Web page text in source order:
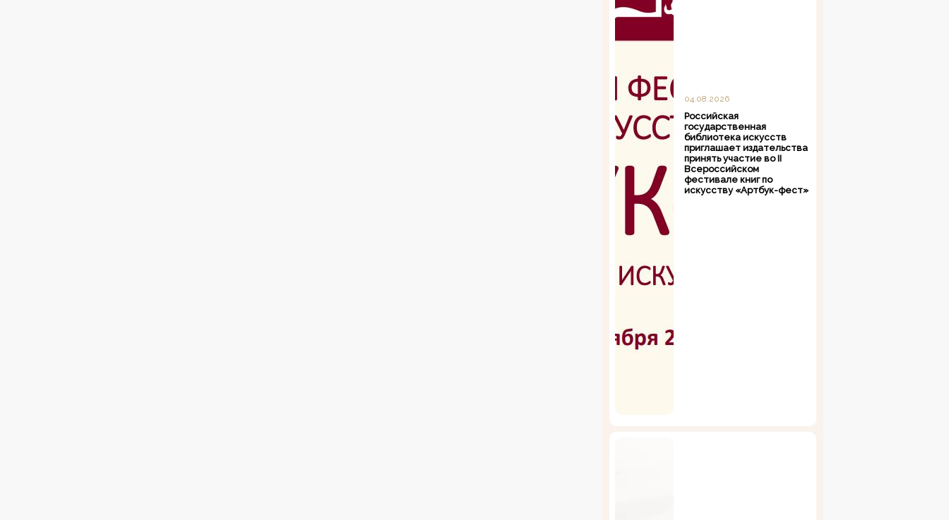
04.08.2026
Российская
государственная
библиотека искусств
приглашает издательства
принять участие во II
Всероссийском
фестивале книг по
искусству «Артбук-фест»